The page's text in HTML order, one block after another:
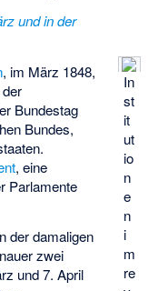
und in der
In
st
it
ut
io
n
e
n
i
m
re
, im März 1848,
Bundestag
Bundes,
, eine
Parlamente
der damaligen
zwei
und 7. April